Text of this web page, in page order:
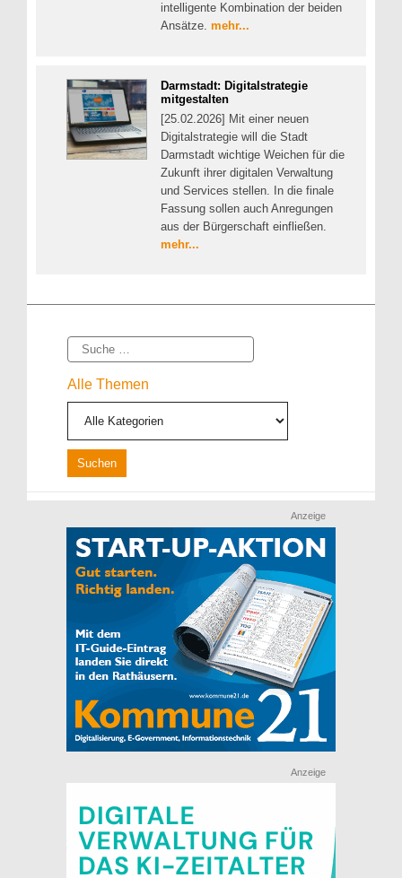
intelligente Kombination der beiden
Ansätze. mehr...
Darmstadt: Digitalstrategie
mitgestalten
[25.02.2026] Mit einer neuen
Digitalstrategie will die Stadt
Darmstadt wichtige Weichen für die
Zukunft ihrer digitalen Verwaltung
und Services stellen. In die finale
Fassung sollen auch Anregungen
aus der Bürgerschaft einfließen.
mehr...
Suche
Alle Themen
Anzeige
Anzeige